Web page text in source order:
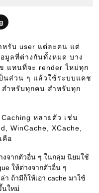
หรับ user แต่ละคน แต่
มูลที่ต่างกันทั้งหมด บาง
แทนที่จะ render ใหม่ทุก
นส่วน ๆ แล้วใช้ระบบแคช
ำหรับทุกคน สำหรับทุก
หลายตัว เช่น
WinCache, XCache,
คือ
งจากตัวอื่น ๆ ในกลุ่ม นิยมใช้
ให้ต่างจากตัวอื่น ๆ
า ถ้ามีก็ให้เอา cache มาใช้
นใหม่